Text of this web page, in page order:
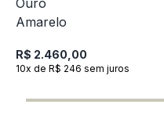
R$ 2.460,00
10x de R$ 246 sem juros